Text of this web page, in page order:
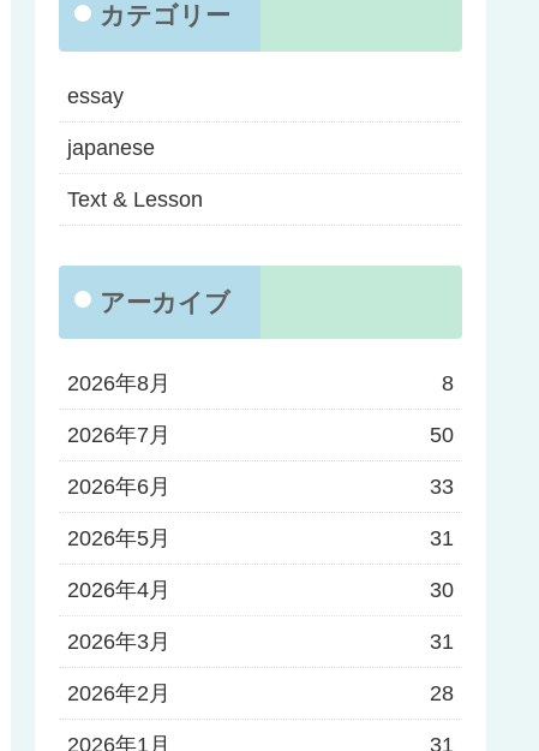
カテゴリー
essay
japanese
Text & Lesson
アーカイブ
2026年8月 8
2026年7月 50
2026年6月 33
2026年5月 31
2026年4月 30
2026年3月 31
2026年2月 28
2026年1月 31